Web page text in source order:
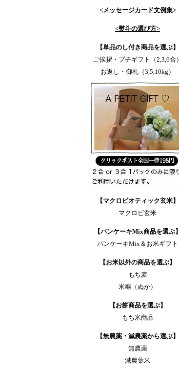
<メッセージカード文例集>
<熨斗の選び方>
【単品のし付き商品を選ぶ】
ご挨拶・プチギフト（2,3,6合）
お返し・御礼（3,5,10kg）
【マクロビオティック玄米】
マクロビ玄米
【パンケーキMix商品を選ぶ】
パンケーキMix＆お米ギフト
【お米以外の商品を選ぶ】
もち麦
米糠（ぬか）
【お餅商品を選ぶ】
もち米商品
【無農薬・減農薬から選ぶ】
無農薬
減農薬米